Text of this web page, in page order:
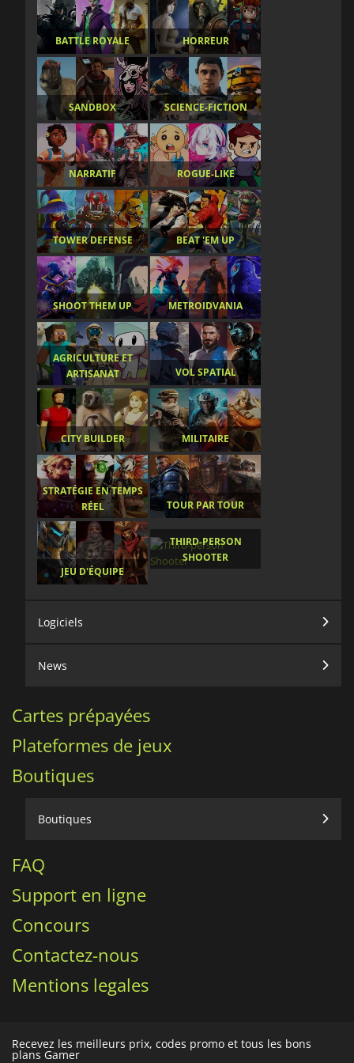
BATTLE ROYALE HORREUR
SANDBOX SCIENCE-FICTION
NARRATIF ROGUE-LIKE
TOWER DEFENSE BEAT 'EM UP
SHOOT THEM UP METROIDVANIA
AGRICULTURE ET
ARTISANAT
VOL SPATIAL
CITY BUILDER MILITAIRE
STRATÉGIE EN TEMPS
RÉEL
TOUR PAR TOUR
JEU D'ÉQUIPE
THIRD-PERSON
SHOOTER
Logiciels
News
Cartes prépayées
Plateformes de jeux
Boutiques
Boutiques
FAQ
Support en ligne
Concours
Contactez-nous
Mentions legales
Recevez les meilleurs prix, codes promo et tous les bons
plans Gamer